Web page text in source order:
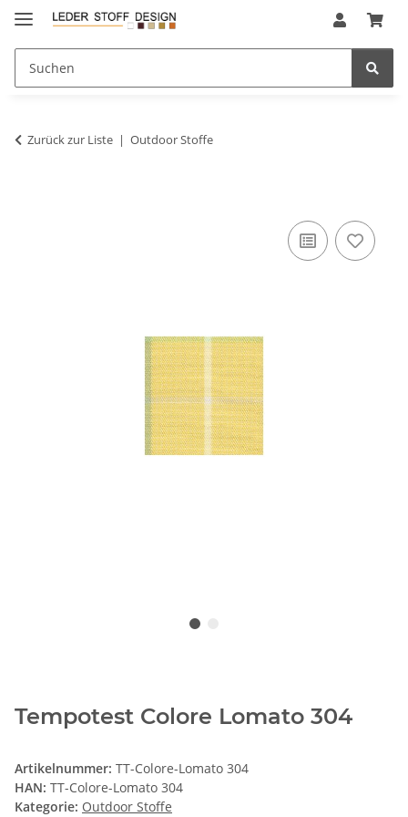
Zurück zur Liste Outdoor Stoffe
Tempotest Colore Lomato 304
Artikelnummer: TT-Colore-Lomato 304
HAN: TT-Colore-Lomato 304
Kategorie: Outdoor Stoffe